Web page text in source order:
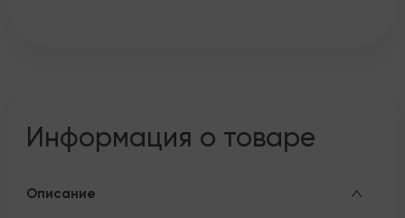
Информация о товаре
Описание